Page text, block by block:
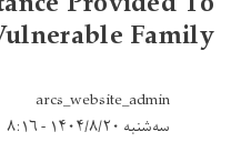
Family
arcs_website_admin
سه‌شنبه ۱۴۰۴/۸/۲۰ - ۸:۱۶